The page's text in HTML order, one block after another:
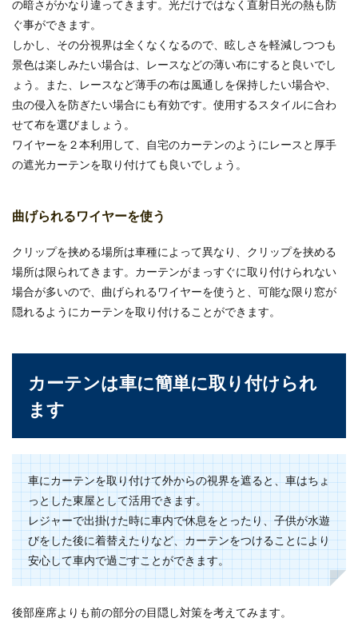
の暗さがかなり違ってきます。光だけではなく直射日光の熱も防
ぐ事ができます。
しかし、その分視界は全くなくなるので、眩しさを軽減しつつも
景色は楽しみたい場合は、レースなどの薄い布にすると良いでし
ょう。また、レースなど薄手の布は風通しを保持したい場合や、
虫の侵入を防ぎたい場合にも有効です。使用するスタイルに合わ
せて布を選びましょう。
ワイヤーを２本利用して、自宅のカーテンのようにレースと厚手
の遮光カーテンを取り付けても良いでしょう。
曲げられるワイヤーを使う
クリップを挟める場所は車種によって異なり、クリップを挟める
場所は限られてきます。カーテンがまっすぐに取り付けられない
場合が多いので、曲げられるワイヤーを使うと、可能な限り窓が
隠れるようにカーテンを取り付けることができます。
カーテンは車に簡単に取り付けられ
ます
車にカーテンを取り付けて外からの視界を遮ると、車はちょ
っとした東屋として活用できます。
レジャーで出掛けた時に車内で休息をとったり、子供が水遊
びをした後に着替えたりなど、カーテンをつけることにより
安心して車内で過ごすことができます。
後部座席よりも前の部分の目隠し対策を考えてみます。